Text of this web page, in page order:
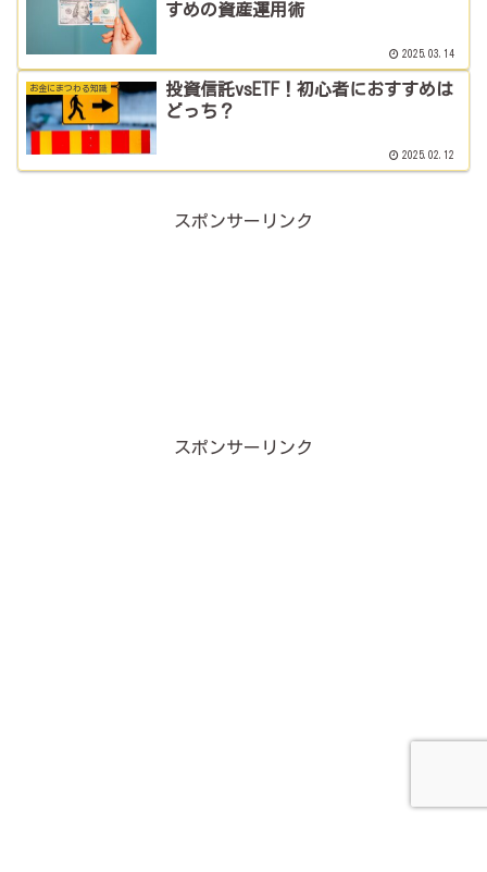
すめの資産運用術
2025.03.14
お金にまつわる知識
投資信託vsETF！初心者におすすめは
どっち？
2025.02.12
スポンサーリンク
スポンサーリンク